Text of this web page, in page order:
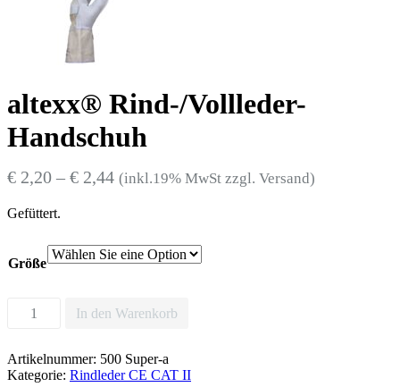
altexx® Rind-/Vollleder-
Handschuh
€ 2,20 – € 2,44 (inkl.19% MwSt zzgl. Versand)
Gefüttert.
Größe
Rind-/Vollleder-
Menge
In den Warenkorb
Artikelnummer: 500 Super-a
Kategorie: Rindleder CE CAT II